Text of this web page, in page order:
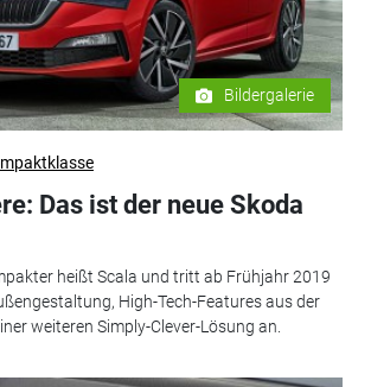
Bildergalerie
Das ist der neue Skoda
heißt Scala und tritt ab Frühjahr 2019
High-Tech-Features aus der
weiteren Simply-Clever-Lösung an.